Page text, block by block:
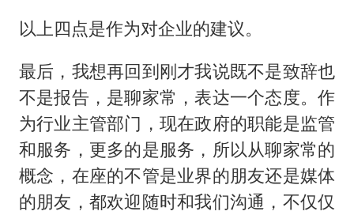
以上四点是作为对企业的建议。
最后，我想再回到刚才我说既不是致辞也
不是报告，是聊家常，表达一个态度。作
为行业主管部门，现在政府的职能是监管
和服务，更多的是服务，所以从聊家常的
概念，在座的不管是业界的朋友还是媒体
的朋友，都欢迎随时和我们沟通，不仅仅